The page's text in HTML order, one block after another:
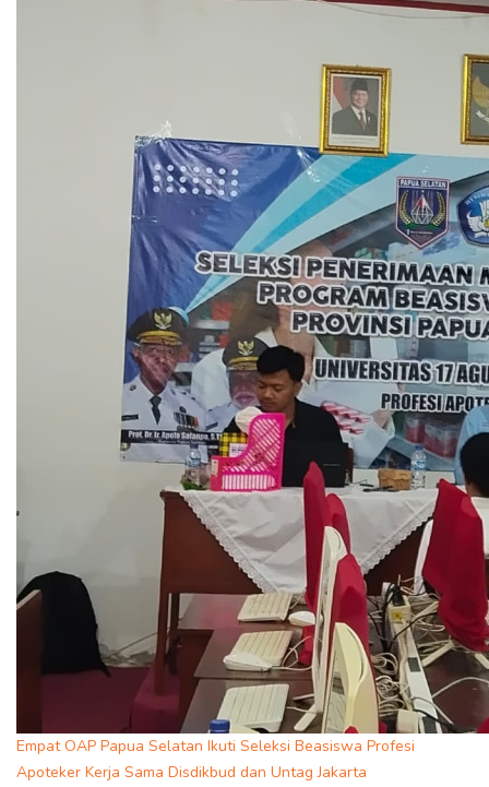
Empat OAP Papua Selatan Ikuti Seleksi Beasiswa Profesi
Apoteker Kerja Sama Disdikbud dan Untag Jakarta